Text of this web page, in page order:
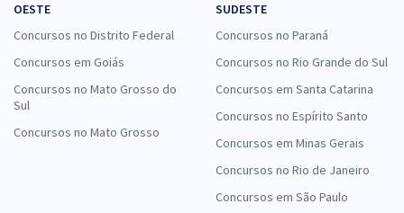
OESTE
Concursos no Distrito Federal
Concursos em Goiás
Concursos no Mato Grosso do
Sul
Concursos no Mato Grosso
SUDESTE
Concursos no Paraná
Concursos no Rio Grande do Sul
Concursos em Santa Catarina
Concursos no Espírito Santo
Concursos em Minas Gerais
Concursos no Rio de Janeiro
Concursos em São Paulo